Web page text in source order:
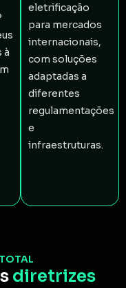
à
eletrificação
para mercados
internacionais,
com soluções
adaptadas a
diferentes
regulamentações
e
infraestruturas.
diretrizes